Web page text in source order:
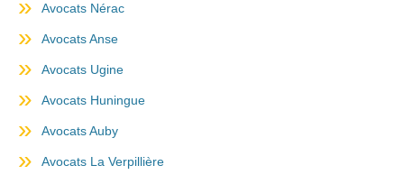
Avocats Nérac
Avocats Anse
Avocats Ugine
Avocats Huningue
Avocats Auby
Avocats La Verpillière